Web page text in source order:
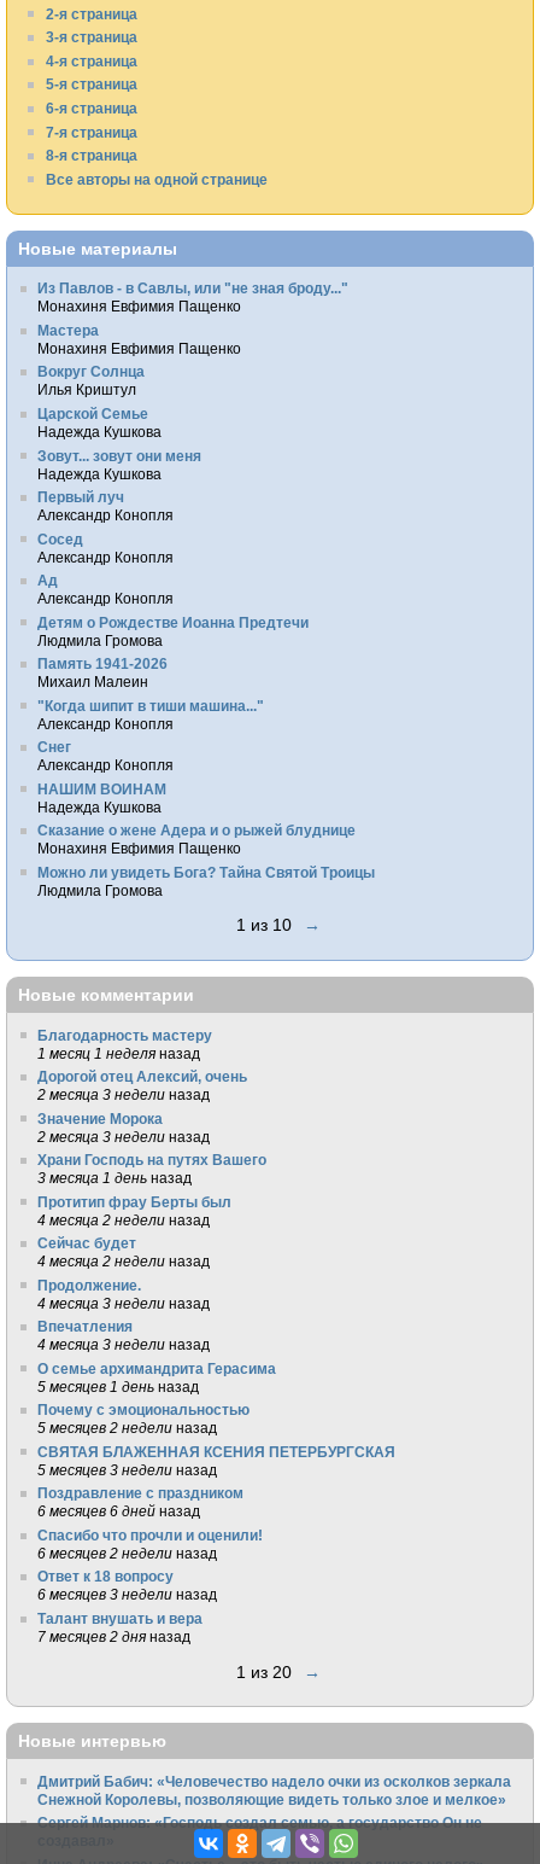
2-я страница
3-я страница
4-я страница
5-я страница
6-я страница
7-я страница
8-я страница
Все авторы на одной странице
Новые материалы
Из Павлов - в Савлы, или "не зная броду..."
Монахиня Евфимия Пащенко
Мастера
Монахиня Евфимия Пащенко
Вокруг Солнца
Илья Криштул
Царской Семье
Надежда Кушкова
Зовут... зовут они меня
Надежда Кушкова
Первый луч
Александр Конопля
Сосед
Александр Конопля
Ад
Александр Конопля
Детям о Рождестве Иоанна Предтечи
Людмила Громова
Память 1941-2026
Михаил Малеин
"Когда шипит в тиши машина..."
Александр Конопля
Снег
Александр Конопля
НАШИМ ВОИНАМ
Надежда Кушкова
Сказание о жене Адера и о рыжей блуднице
Монахиня Евфимия Пащенко
Можно ли увидеть Бога? Тайна Святой Троицы
Людмила Громова
1 из 10 →
Новые комментарии
Благодарность мастеру
1 месяц 1 неделя назад
Дорогой отец Алексий, очень
2 месяца 3 недели назад
Значение Морока
2 месяца 3 недели назад
Храни Господь на путях Вашего
3 месяца 1 день назад
Протитип фрау Берты был
4 месяца 2 недели назад
Сейчас будет
4 месяца 2 недели назад
Продолжение.
4 месяца 3 недели назад
Впечатления
4 месяца 3 недели назад
О семье архимандрита Герасима
5 месяцев 1 день назад
Почему с эмоциональностью
5 месяцев 2 недели назад
СВЯТАЯ БЛАЖЕННАЯ КСЕНИЯ ПЕТЕРБУРГСКАЯ
5 месяцев 3 недели назад
Поздравление с праздником
6 месяцев 6 дней назад
Спасибо что прочли и оценили!
6 месяцев 2 недели назад
Ответ к 18 вопросу
6 месяцев 3 недели назад
Талант внушать и вера
7 месяцев 2 дня назад
1 из 20 →
Новые интервью
Дмитрий Бабич: «Человечество надело очки из осколков зеркала
Снежной Королевы, позволяющие видеть только злое и мелкое»
Сергей Марнов: «Господь создал семью, а государство Он не